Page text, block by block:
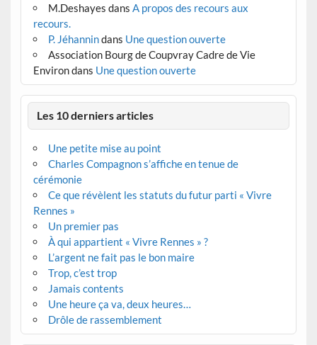
M.Deshayes dans A propos des recours aux
recours.
P. Jéhannindans Une question ouverte
Association Bourg de Coupvray Cadre de Vie
Environdans Une question ouverte
Les 10 derniers articles
Une petite mise au point
Charles Compagnon s’affiche en tenue de
cérémonie
Ce que révèlent les statuts du futur parti « Vivre
Rennes »
Un premier pas
À qui appartient « Vivre Rennes » ?
L’argent ne fait pas le bon maire
Trop, c’est trop
Jamais contents
Une heure ça va, deux heures…
Drôle de rassemblement